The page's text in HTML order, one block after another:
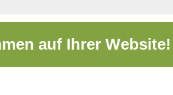
auf Ihrer Website!